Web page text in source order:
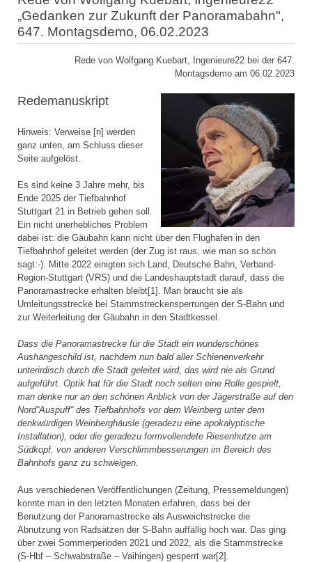
„Gedanken zur Zukunft der Panoramabahn",
647. Montagsdemo, 06.02.2023
Rede von Wolfgang Kuebart, Ingenieure22 bei der 647.
Montagsdemo am 06.02.2023
Redemanuskript
Hinweis: Verweise [n] werden
ganz unten, am Schluss dieser
Seite aufgelöst.
Es sind keine 3 Jahre mehr, bis
Ende 2025 der Tiefbahnhof
Stuttgart 21 in Betrieb gehen soll.
Ein nicht unerhebliches Problem
dabei ist: die Gäubahn kann nicht über den Flughafen in den
Tiefbahnhof geleitet werden (der Zug ist raus, wie man so schön
sagt:-). Mitte 2022 einigten sich Land, Deutsche Bahn, Verband-
Region-Stuttgart (VRS) und die Landeshauptstadt darauf, dass die
Panoramastrecke erhalten bleibt[1]. Man braucht sie als
Umleitungsstrecke bei Stammstreckensperrungen der S-Bahn und
zur Weiterleitung der Gäubahn in den Stadtkessel.
Dass die Panoramastrecke für die Stadt ein wunderschönes
Aushängeschild ist, nachdem nun bald aller Schienenverkehr
unterirdisch durch die Stadt geleitet wird, das wird nie als Grund
aufgeführt. Optik hat für die Stadt noch selten eine Rolle gespielt,
man denke nur an den schönen Anblick von der Jägerstraße auf den
Nord“Auspuff“ des Tiefbahnhofs vor dem Weinberg unter dem
denkwürdigen Weinberghäusle (geradezu eine apokalyptische
Installation), oder die geradezu formvollendete Riesenhutze am
Südkopf, von anderen Verschlimmbesserungen im Bereich des
Bahnhofs ganz zu schweigen.
Aus verschiedenen Veröffentlichungen (Zeitung, Pressemeldungen)
konnte man in den letzten Monaten erfahren, dass bei der
Benutzung der Panoramastrecke als Ausweichstrecke die
Abnutzung von Radsätzen der S-Bahn auffällig hoch war. Das ging
über zwei Sommerperioden 2021 und 2022, als die Stammstrecke
(S-Hbf – Schwabstraße – Vaihingen) gesperrt war[2].